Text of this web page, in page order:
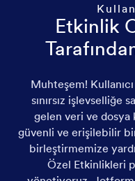
Etkinlik
Muhteşem!
sınırsız
gelen veri ve dosya
güvenli ve erişilebilir
birleştirmemize
Özel Etkinlikleri